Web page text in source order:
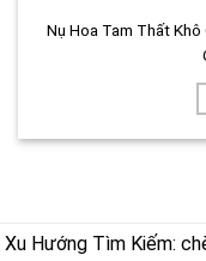
Nụ Hoa Tam Thất
Xu Hướng Tìm Kiếm: